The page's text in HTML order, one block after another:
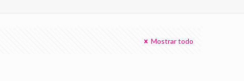
Mostrar todo